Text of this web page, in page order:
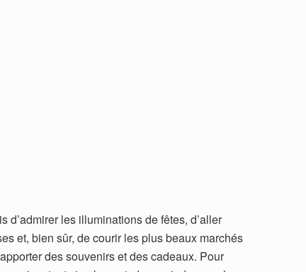
d’admirer les illuminations de fêtes, d’aller
et, bien sûr, de courir les plus beaux marchés
des souvenirs et des cadeaux. Pour